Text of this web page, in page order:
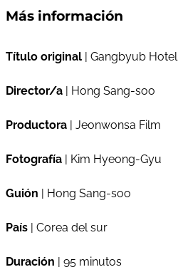
Más información
Título original | Gangbyub Hotel
Director/a | Hong Sang-soo
Productora | Jeonwonsa Film
Fotografía | Kim Hyeong-Gyu
Guión | Hong Sang-soo
País | Corea del sur
Duración | 95 minutos